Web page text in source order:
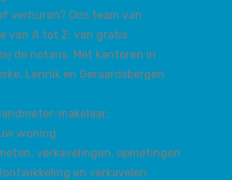
verhuren? Ons team van
van A tot Z: van gratis
de notaris. Met kantoren in
Lennik en Geraardsbergen
makelaar:
woning
verkavelingen, opmetingen
en verkavelen